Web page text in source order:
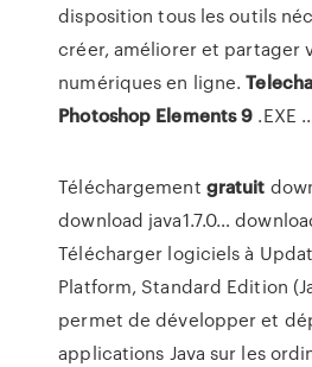
disposition tous les outils
créer, améliorer et partager
numériques en ligne.
Photoshop Elements9 .EXE
Téléchargement gratuit
download java1.7.0…
Télécharger logiciels à
Platform, Standard Edition
permet de développer et
applications Java sur les